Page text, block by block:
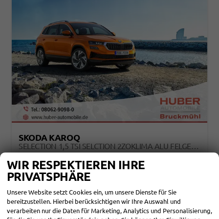
SKODA KAROQ
SELECTION 1,5 TSI SELCTION 2ZOKLIMA ALU FELGEN 5J GARANTIE SITZHEIZUNG LED SCHEINWERFER TEMPOMAT
Fahrzeugnr. 111213
Kraftstoff Benzin
29.383,– €
incl. 19% MwSt.
DETAILS
WIR RESPEKTIEREN IHRE
PRIVATSPHÄRE
Unsere Website setzt Cookies ein, um unsere Dienste für Sie
bereitzustellen. Hierbei berücksichtigen wir Ihre Auswahl und
verarbeiten nur die Daten für Marketing, Analytics und Personalisierung,